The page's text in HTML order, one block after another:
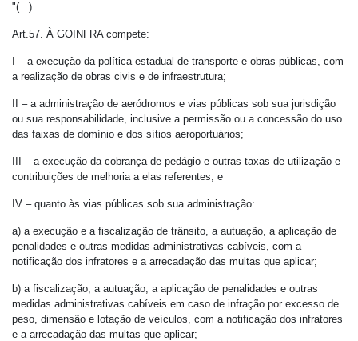
"(...)
Art.57. À GOINFRA compete:
I – a execução da política estadual de transporte e obras públicas, com
a realização de obras civis e de infraestrutura;
II – a administração de aeródromos e vias públicas sob sua jurisdição
ou sua responsabilidade, inclusive a permissão ou a concessão do uso
das faixas de domínio e dos sítios aeroportuários;
III – a execução da cobrança de pedágio e outras taxas de utilização e
contribuições de melhoria a elas referentes; e
IV – quanto às vias públicas sob sua administração:
a) a execução e a fiscalização de trânsito, a autuação, a aplicação de
penalidades e outras medidas administrativas cabíveis, com a
notificação dos infratores e a arrecadação das multas que aplicar;
b) a fiscalização, a autuação, a aplicação de penalidades e outras
medidas administrativas cabíveis em caso de infração por excesso de
peso, dimensão e lotação de veículos, com a notificação dos infratores
e a arrecadação das multas que aplicar;